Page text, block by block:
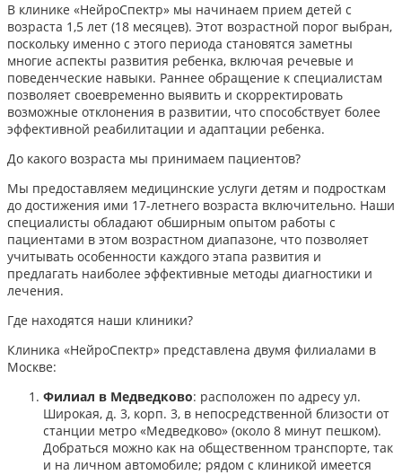
В клинике «НейроСпектр» мы начинаем прием детей с
возраста 1,5 лет (18 месяцев). Этот возрастной порог выбран,
поскольку именно с этого периода становятся заметны
многие аспекты развития ребенка, включая речевые и
поведенческие навыки. Раннее обращение к специалистам
позволяет своевременно выявить и скорректировать
возможные отклонения в развитии, что способствует более
эффективной реабилитации и адаптации ребенка.​
До какого возраста мы принимаем пациентов?
Мы предоставляем медицинские услуги детям и подросткам
до достижения ими 17-летнего возраста включительно. Наши
специалисты обладают обширным опытом работы с
пациентами в этом возрастном диапазоне, что позволяет
учитывать особенности каждого этапа развития и
предлагать наиболее эффективные методы диагностики и
лечения.​
Где находятся наши клиники?
Клиника «НейроСпектр» представлена двумя филиалами в
Москве:​
Филиал в Медведково: расположен по адресу ул.
Широкая, д. 3, корп. 3, в непосредственной близости от
станции метро «Медведково» (около 8 минут пешком).
Добраться можно как на общественном транспорте, так
и на личном автомобиле; рядом с клиникой имеется